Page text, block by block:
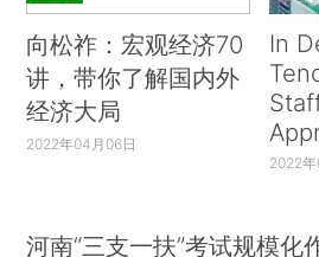
向松祚：宏观经济70
讲，带你了解国内外
经济大局
2022年04月06日
In
2022
河南“三支一扶”考试规模化